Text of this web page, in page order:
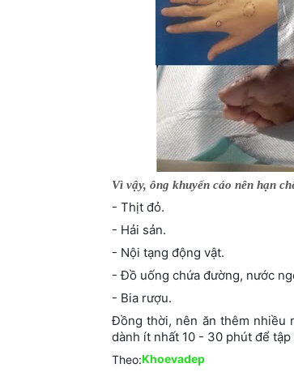
Vì vậy, ông khuyến cáo nên hạn
- Thịt đỏ.
- Hải sản.
- Nội tạng động vật.
- Đồ uống chứa đường, nước
- Bia rượu.
Đồng thời, nên ăn thêm nhiều
dành ít nhất 10 - 30 phút để
Theo:Khoevadep